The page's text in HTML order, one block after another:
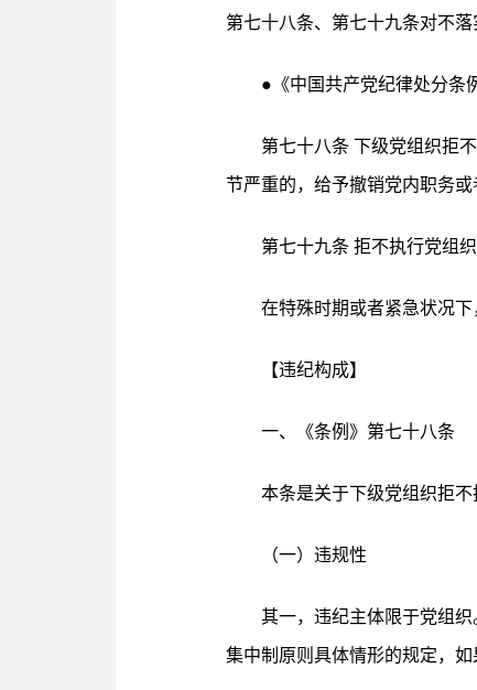
第七十八条、第七十九条对不
●《中国共产党纪律处分条
第七十八条 下级党组织拒
节严重的，给予撤销党内职务或
第七十九条 拒不执行党组
在特殊时期或者紧急状况
【违纪构成】
一、《条例》第七十八条
本条是关于下级党组织拒
（一）违规性
其一，违纪主体限于党组
集中制原则具体情形的规定，